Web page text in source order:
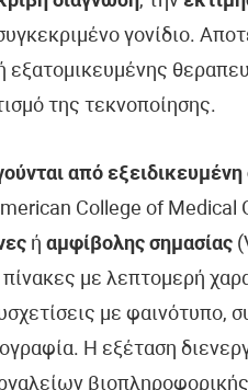
γονίδιο.
εξατομικευμένης
της τεκνοποίησης.
από
College of Medical
ή αμφίβολης σημασίας
με λεπτομερή
με φαινότυπο,
Η εξέταση